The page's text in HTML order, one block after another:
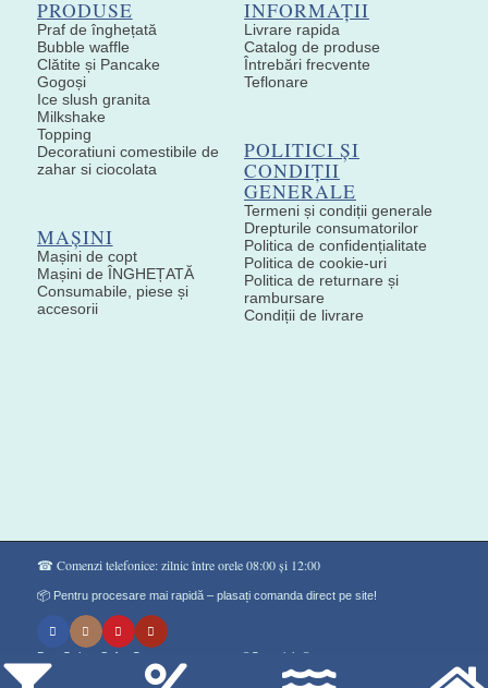
PRODUSE
Praf de înghețată
Bubble waffle
Clătite și Pancake
Gogoși
Ice slush granita
Milkshake
Topping
Decoratiuni comestibile de
zahar si ciocolata
MAȘINI
Mașini de copt
Mașini de ÎNGHEȚATĂ
Consumabile, piese și
accesorii
INFORMAȚII
Livrare rapida
Catalog de produse
Întrebări frecvente
Teflonare
POLITICI ȘI
CONDIȚII
GENERALE
Termeni și condiții generale
Drepturile consumatorilor
Politica de confidențialitate
Politica de cookie-uri
Politica de returnare și
rambursare
Condiții de livrare
☎ Comenzi telefonice: zilnic între orele 08:00 și 12:00
📦 Pentru procesare mai rapidă – plasați comanda direct pe site!
Don Gelato Soft - Сладоледи на прах ®Copyright©